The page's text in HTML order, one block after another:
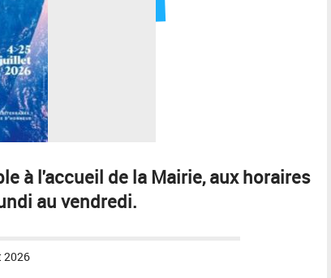
à l'accueil de la Mairie, aux horaires
au vendredi.
2026